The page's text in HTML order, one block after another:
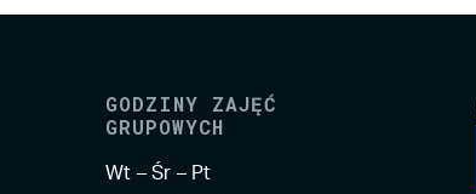
GODZINY ZAJĘĆ
GRUPOWYCH
Wt – Śr – Pt